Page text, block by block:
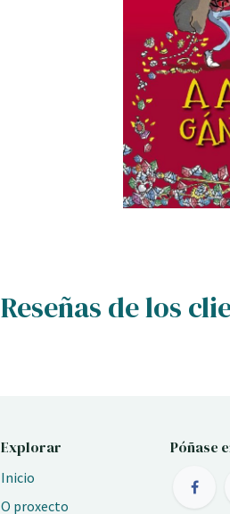
Reseñas de los
Explorar
Inicio
O proxecto
Póñase